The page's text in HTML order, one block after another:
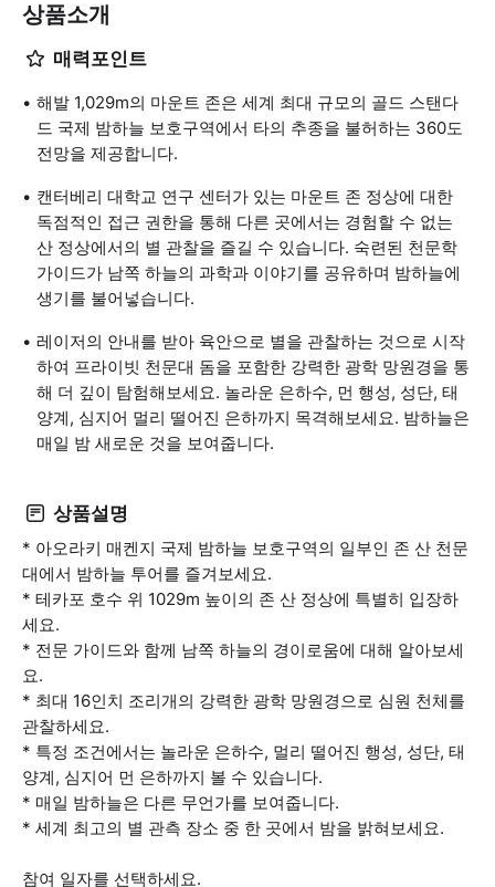
상품소개
매력포인트
해발 1,029m의 마운트 존은 세계 최대 규모의 골드 스탠다
드 국제 밤하늘 보호구역에서 타의 추종을 불허하는 360도
전망을 제공합니다.
캔터베리 대학교 연구 센터가 있는 마운트 존 정상에 대한
독점적인 접근 권한을 통해 다른 곳에서는 경험할 수 없는
산 정상에서의 별 관찰을 즐길 수 있습니다. 숙련된 천문학
가이드가 남쪽 하늘의 과학과 이야기를 공유하며 밤하늘에
생기를 불어넣습니다.
레이저의 안내를 받아 육안으로 별을 관찰하는 것으로 시작
하여 프라이빗 천문대 돔을 포함한 강력한 광학 망원경을 통
해 더 깊이 탐험해보세요. 놀라운 은하수, 먼 행성, 성단, 태
양계, 심지어 멀리 떨어진 은하까지 목격해보세요. 밤하늘은
매일 밤 새로운 것을 보여줍니다.
상품설명
* 아오라키 매켄지 국제 밤하늘 보호구역의 일부인 존 산 천문
대에서 밤하늘 투어를 즐겨보세요.
* 테카포 호수 위 1029m 높이의 존 산 정상에 특별히 입장하
세요.
* 전문 가이드와 함께 남쪽 하늘의 경이로움에 대해 알아보세
요.
* 최대 16인치 조리개의 강력한 광학 망원경으로 심원 천체를
관찰하세요.
* 특정 조건에서는 놀라운 은하수, 멀리 떨어진 행성, 성단, 태
양계, 심지어 먼 은하까지 볼 수 있습니다.
* 매일 밤하늘은 다른 무언가를 보여줍니다.
* 세계 최고의 별 관측 장소 중 한 곳에서 밤을 밝혀보세요.
참여 일자를 선택하세요.